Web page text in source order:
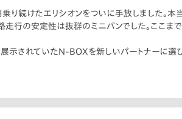
り続けたエリシオンをついに手放しました。
走行の安定性は抜群のミニバンでした。ここま
展示されていたN-BOXを新しいパートナーに選び